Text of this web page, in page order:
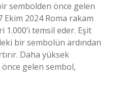
sembolden önce gelen
Ekim 2024 Roma rakam
temsil eder. Eşit
bir sembolün ardından
Daha yüksek
gelen sembol,